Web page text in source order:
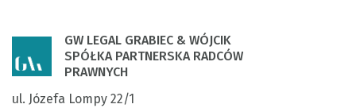
GW LEGAL GRABIEC & WÓJCIK
SPÓŁKA PARTNERSKA RADCÓW
PRAWNYCH
ul. Józefa Lompy 22/1